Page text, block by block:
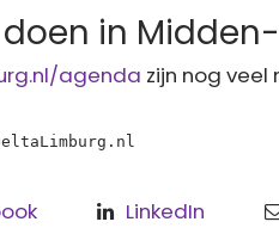
in
agenda zijn nog
LinkedIn